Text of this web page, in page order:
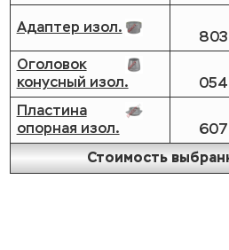
Адаптер изол.
803
Оголовок
конусный изол.
054
Пластина
опорная изол.
607
Стоимость